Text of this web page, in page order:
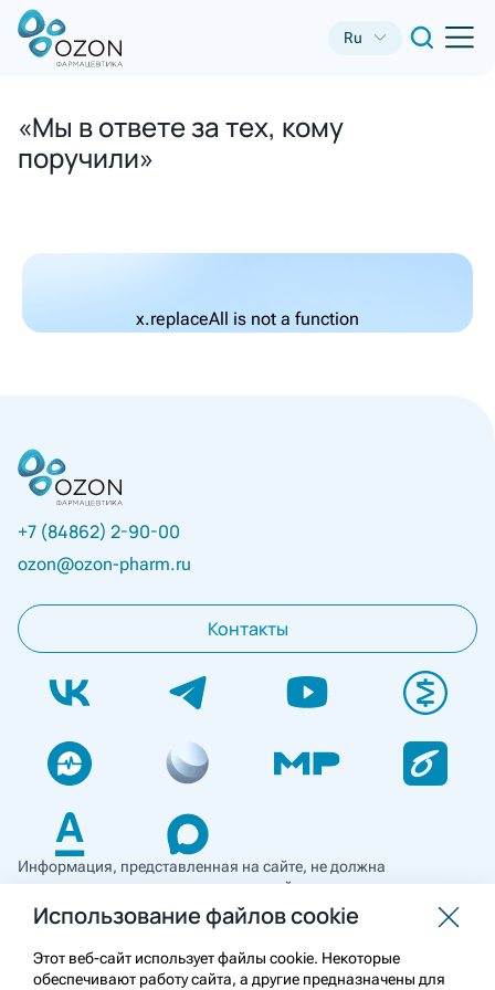
Ru
«Мы в ответе за тех, кому
поручили»
x.replaceAll is not a function
+7 (84862) 2-90-00
ozon@ozon-pharm.ru
Контакты
Информация, представленная на сайте, не должна
использоваться для самостоятельной диагностики и лечения
и не может служить заменой очной консультации врача. Перед
применением необходимо ознакомиться
с противопоказаниями препарата. Информация
о лекарственных средствах рецептурного отпуска
Использование файлов cookie
Этот веб-сайт использует файлы cookie. Некоторые
обеспечивают работу сайта, а другие предназначены для